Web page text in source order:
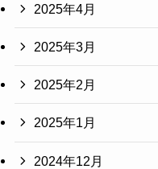
2025年4月
2025年3月
2025年2月
2025年1月
2024年12月